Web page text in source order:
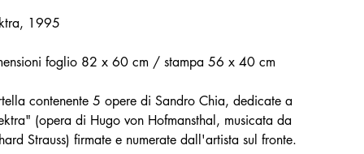
1995
foglio 82 x 60 cm / stampa 56 x 40 cm
contenente 5 opere di Sandro Chia, dedicate a
(opera di Hugo von Hofmansthal, musicata da
Strauss) firmate e numerate dall'artista sul fronte.